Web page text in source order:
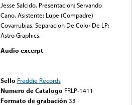
Jesse Salcido. Presentacion: Servando
Cano. Asistente: Lupe (Compadre)
Covarrubias. Separacion De Color De LP:
Astro Graphics.
Audio excerpt
Sello Freddie Records
Numero de Catalogo FRLP-1411
Formato de grabación 33